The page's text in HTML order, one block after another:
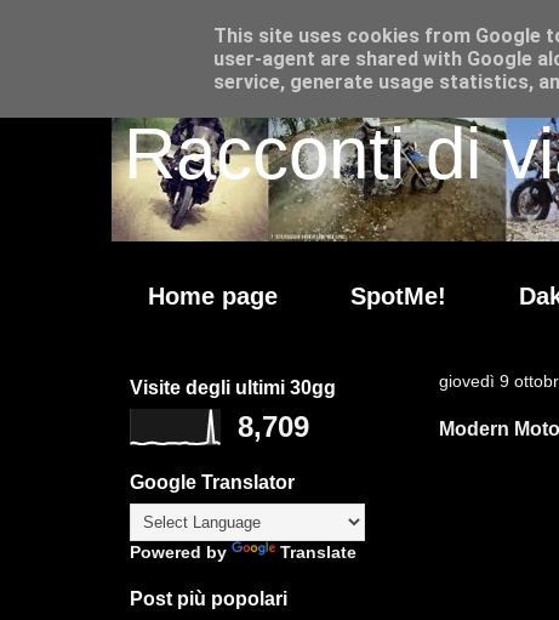
Racconti di
Home page SpotMe!
giovedì 9
Modern
Visite degli ultimi 30gg
8,709
Google Translator
Powered by Translate
Post più popolari
This site uses cookies from Google
user-agent are shared with Google
service, generate usage statistics,